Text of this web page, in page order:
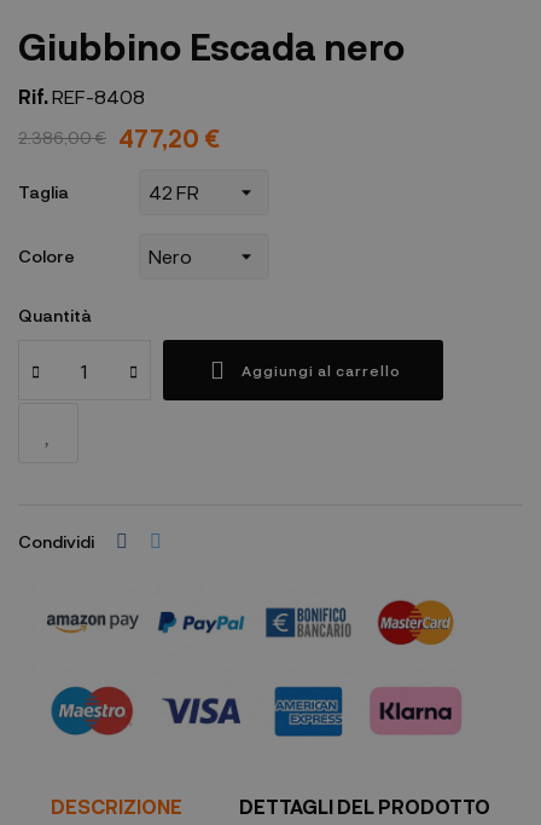
Giubbino Escada nero
Rif.REF-8408
2.386,00 € 477,20 €
Taglia
Colore
Quantità
Aggiungi al carrello
Condividi
DESCRIZIONE DETTAGLI DEL PRODOTTO